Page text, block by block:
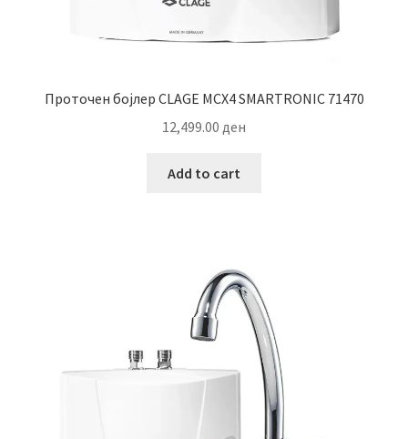
Проточен бојлер CLAGE MCX4 SMARTRONIC 71470
12,499.00 ден
Add to cart